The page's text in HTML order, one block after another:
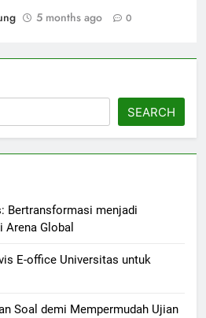
5 months ago 0
SEARCH
Bertransformasi menjadi
Arena Global
E-office Universitas untuk
Soal demi Mempermudah Ujian